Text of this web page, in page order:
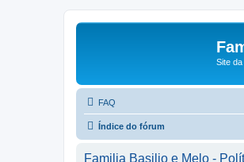
Site
FAQ
Índice do fórum
Familia Basilio e Melo -